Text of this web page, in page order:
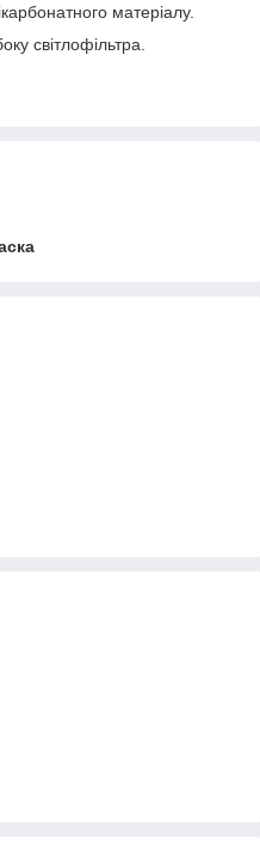
матеріалу.
світлофільтра.